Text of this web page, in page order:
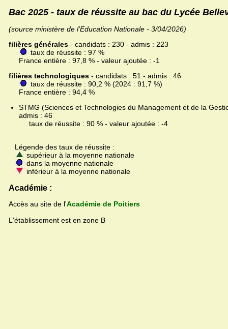
Bac 2025 - taux de réussite au bac du Lycée
(source ministère de l'Education Nationale - 3/04/2026)
filières générales - candidats : 230 - admis : 223
taux de réussite : 97 %
France entière : 97,8 % - valeur ajoutée : -1
filières technologiques - candidats : 51 - admis : 46
taux de réussite : 90,2 % (2024 : 91,7 %)
France entière : 94,4 %
STMG (Sciences et Technologies du Management et de la
admis : 46
taux de réussite : 90 % - valeur ajoutée : -4
Légende des taux de réussite :
supérieur à la moyenne nationale
dans la moyenne nationale
inférieur à la moyenne nationale
Académie :
Accès au site de l'Académie de Poitiers
L'établissement est en zone B